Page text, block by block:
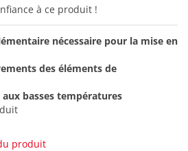
à ce produit !
nécessaire pour la mise en
des éléments de
basses températures
produit